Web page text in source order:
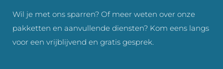
Wil je met ons sparren? Of meer weten over onze
pakketten en aanvullende diensten? Kom eens langs
voor een vrijblijvend en gratis gesprek.